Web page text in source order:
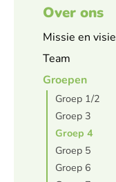
Over ons
Missie en visie
Team
Groepen
Groep 1/2
Groep 3
Groep 4
Groep 5
Groep 6